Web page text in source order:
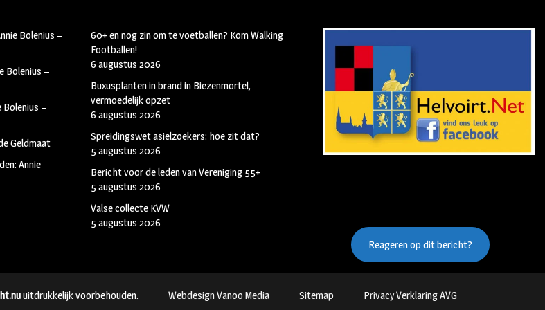
Bolenius –
Bolenius –
Bolenius –
Geldmaat
Annie
60+ en nog zin om te voetballen? Kom Walking
Footballen!
6 augustus 2026
Buxusplanten in brand in Biezenmortel,
vermoedelijk opzet
6 augustus 2026
Spreidingswet asielzoekers: hoe zit dat?
5 augustus 2026
Bericht voor de leden van Vereniging 55+
5 augustus 2026
Valse collecte KVW
5 augustus 2026
Reageren op dit bericht?
uitdrukkelijk voorbehouden. Webdesign Vanoo Media Sitemap Privacy Verklaring AVG